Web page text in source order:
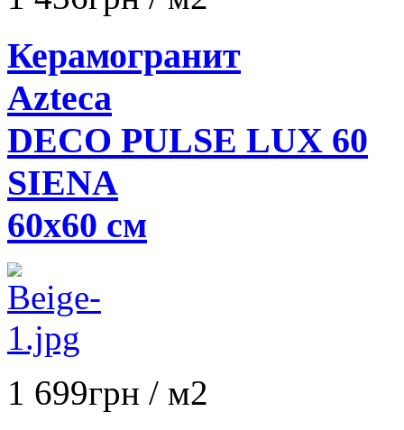
Керамогранит
Azteca
DECO PULSE LUX 60
SIENA
60x60 см
1 699грн / м2